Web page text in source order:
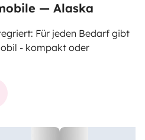
— Alaska
Für jeden Bedarf gibt
- kompakt oder